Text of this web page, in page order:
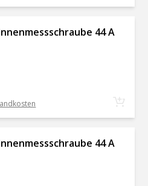
44 A
44 A